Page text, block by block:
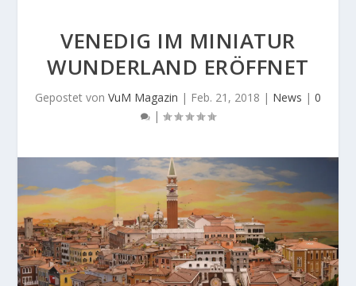
VENEDIG IM MINIATUR
WUNDERLAND ERÖFFNET
Gepostet von VuM Magazin | Feb. 21, 2018 | News | 0
|